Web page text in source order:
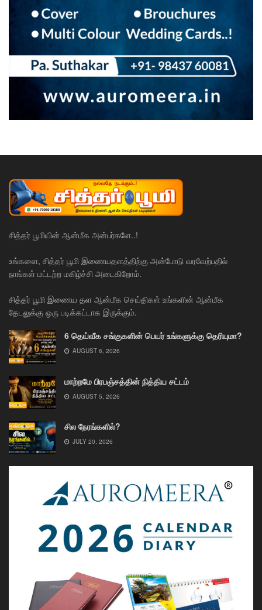
சித்தர் பூமியின் ஆன்மீக அன்பர்களே..!
உங்களை, சித்தர் பூமி இணையதளத்திற்கு அன்போடு வரவேற்பதில்
நாங்கள் மட்டற்ற மகிழ்ச்சி அடைகிறோம்.
சித்தர் பூமி இணைய தள ஆன்மீக செய்திகள் உங்களின் ஆன்மீக
தேடலுக்கு ஒரு படிக்கட்டாக இருக்கும்.
6 தெய்வீக சங்குகளின் பெயர் உங்களுக்கு தெரியுமா?
AUGUST 6, 2026
மாற்றமே பிரபஞ்சத்தின் நித்திய சட்டம்
AUGUST 5, 2026
சில நேரங்களில்?
JULY 20, 2026